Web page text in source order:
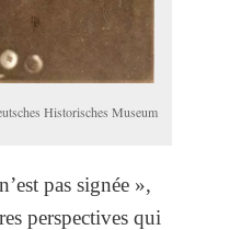
Historisches Museum
pas signée »,
perspectives qui